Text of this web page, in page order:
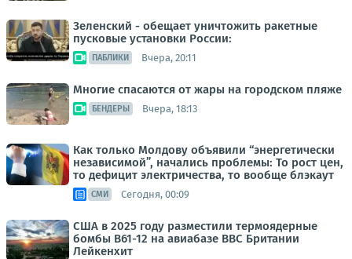
Зеленский - обещает уничтожить ракетные
пусковые установки России:
ПАБЛИКИ Вчера, 20:11
Многие спасаются от жары на городском пляже
БЕНДЕРЫ Вчера, 18:13
Как только Молдову объявили “энергетически
независимой”, начались проблемы: То рост цен,
то дефицит электричества, то вообще блэкаут
СМИ Сегодня, 00:09
США в 2025 году разместили термоядерные
бомбы B61-12 на авиабазе ВВС Британии
Лейкенхит